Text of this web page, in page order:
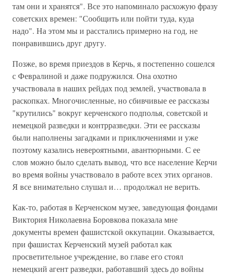
там они и хранятся". Все это напоминало расхожую фразу
советских времен: "Сообщить или пойти туда, куда
надо". На этом мы и расстались примерно на год, не
понравившись друг другу.
Позже, во время приездов в Керчь, я постепенно сошелся
с Февралиной и даже подружился. Она охотно
участвовала в наших рейдах под землей, участвовала в
раскопках. Многочисленные, но сбивчивые ее рассказы
"крутились" вокруг керченского подполья, советской и
немецкой разведки и контрразведки. Эти ее рассказы
были наполнены загадками и приключениями и уже
поэтому казались невероятными, авантюрными. С ее
слов можно было сделать вывод, что все население Керчи
во время войны участвовало в работе всех этих органов.
Я все внимательно слушал и… продолжал не верить.
Как-то, работая в Керченском музее, заведующая фондами
Виктория Николаевна Боровкова показала мне
документы времен фашистской оккупации. Оказывается,
при фашистах Керченский музей работал как
просветительное учреждение, во главе его стоял
немецкий агент разведки, работавший здесь до войны